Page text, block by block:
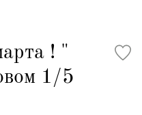
! "
1/5